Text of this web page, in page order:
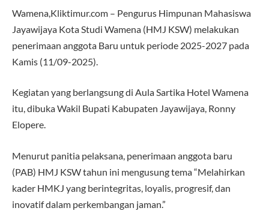
Wamena,Kliktimur.com – Pengurus Himpunan Mahasiswa
Jayawijaya Kota Studi Wamena (HMJ KSW) melakukan
penerimaan anggota Baru untuk periode 2025-2027 pada
Kamis (11/09-2025).
Kegiatan yang berlangsung di Aula Sartika Hotel Wamena
itu, dibuka Wakil Bupati Kabupaten Jayawijaya, Ronny
Elopere.
Menurut panitia pelaksana, penerimaan anggota baru
(PAB) HMJ KSW tahun ini mengusung tema “Melahirkan
kader HMKJ yang berintegritas, loyalis, progresif, dan
inovatif dalam perkembangan jaman.”